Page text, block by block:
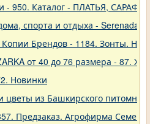
- 950. Каталог - ПЛАТЬЯ,
спорта и отдыха - Serenada -
Брендов - 1184. Зонты.
от 40 до 76 размера - 87.
Новинки
цветы из Башкирского
Предзаказ. Агрофирма